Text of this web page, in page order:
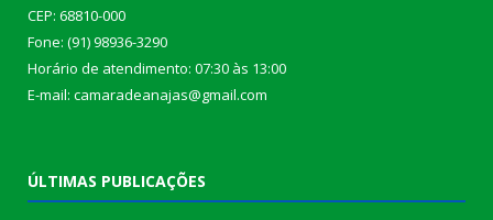
CEP: 68810-000
Fone: (91) 98936-3290
Horário de atendimento: 07:30 às 13:00
E-mail: camaradeanajas@gmail.com
ÚLTIMAS PUBLICAÇÕES